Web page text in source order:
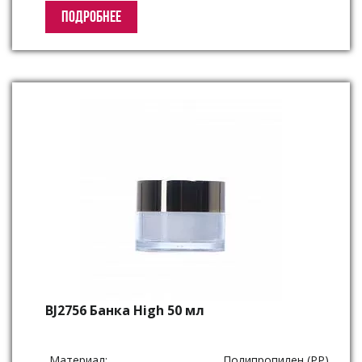
ПОДРОБНЕЕ
BJ2756 Банка High 50 мл